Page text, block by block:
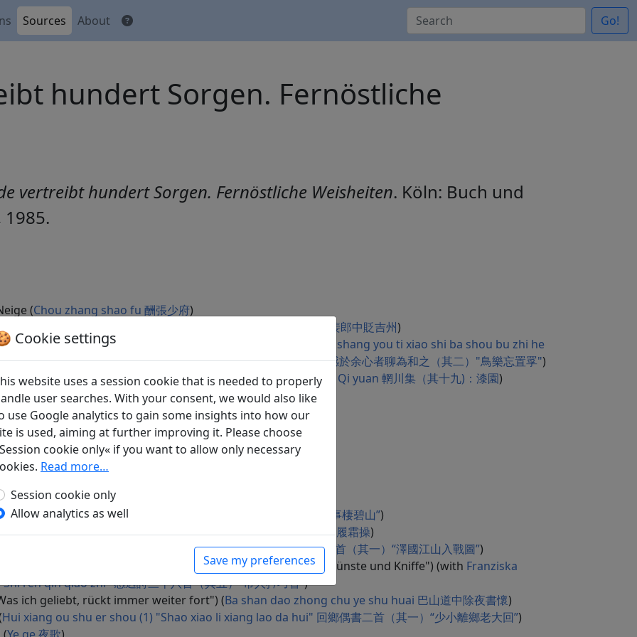
Sources About Go!
hundert Sorgen. Fernöstliche
vertreibt hundert Sorgen. Fernöstliche Weisheiten. Köln: Buch und
(Chou zhang shao fu 酬張少府)
das blutet (
Chong song pei lang zhong bian ji zhou 重送裴郎中貶吉州)
vergißt des Netzes Falle (
Chu du lai chen suo cheng chuan shang you ti xiao shi ba shou bu zhi he
le wang zhi fu" 出都來陳所乘船上有題小詩八首不知何人有感於余心者聊為和之（其二）"鳥樂忘置罦")
vom Felgenfluß. Im Lackbaumgarten (Wang chuan ji (19): Qi yuan 輞川集（其十九)：漆園)
(Dao yi 擣衣), Vol. Band 525.
yang-Turm ( Deng yue yang lou 登岳陽樓)
shui zhe 醉睡者)
tian jia 渭川田家), Vol. Band 525.
(Ye xing guan xing 夜行觀星
(
xin kua bai yu an" 軍行 “騮馬新跨白玉鞍”
zhong wen da "Wen yu he shi qi bi shan" 山中問答 “問余何事棲碧山”)
(Qin cao shi shou (7): Lü shuang cao 琴操十首 (其七): 履霜操)
( Ji hai sui er shou (1) "Ze guo jiang shan ru zhan tu" 己亥歲二首（其一）“澤國江山入戰圖”)
(1908–?): No title ("Kaufleute rühmen sich gern ihrer Künste und Kniffe") (with Franziska
ren qin qiao zhi" 感遇詩三十八首（其五）“市人矜巧智“)
ich geliebt, rückt immer weiter fort") (Ba shan dao zhong chu ye shu huai 巴山道中除夜書懷)
Hui xiang ou shu er shou (1) "Shao xiao li xiang lao da hui" 回鄉偶書二首（其一）“少小離鄉老大回”)
Cookie settings
website uses a session cookie that is needed to properly
user searches. With your consent, we would also like
use Google analytics to gain some insights into how our
is used, aiming at further improving it. Please choose
cookie only« if you want to allow only necessary
Read more…
Session cookie only
Allow analytics as well
Save my preferences